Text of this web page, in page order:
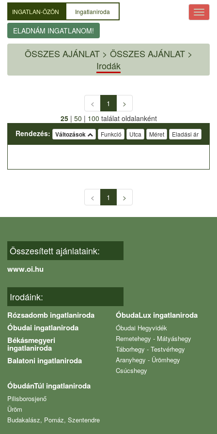
INGATLAN-ÖZÖN Ingatlaniroda
ELADNÁM INGATLANOM!
ÖSSZES AJÁNLAT> ÖSSZES AJÁNLAT >
Irodák
< 1
>
25| 50 | 100 találat oldalanként
Rendezés:
Változások Funkció Utca Méret Eladási ár
< 1 >
Összesített ajánlataink:
www.oi.hu
Irodáink:
Rózsadomb ingatlaniroda
Óbudai ingatlaniroda
Békásmegyeri
ingatlaniroda
Balatoni ingatlaniroda
ÓbudaLux ingatlaniroda
Óbudai Hegyvidék
Remetehegy - Mátyáshegy
Táborhegy - Testvérhegy
Aranyhegy - Ürömhegy
Csúcshegy
ÓbudánTúl ingatlaniroda
Pilisborosjenő
Üröm
Budakalász, Pomáz, Szentendre